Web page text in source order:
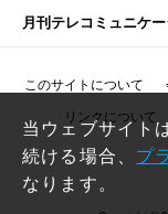
月刊テレコミュニケ
このサイトについて
リンクについて
当ウェブサイト
続ける場合、 プ
なります。